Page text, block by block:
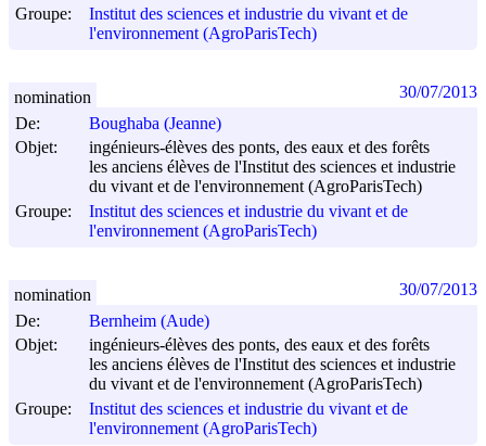
Groupe:
Institut des sciences et industrie du vivant et de
l'environnement (AgroParisTech)
De:
Boughaba (Jeanne)
Objet:
ingénieurs-élèves des ponts, des eaux et des forêts
les anciens élèves de l'Institut des sciences et industrie
du vivant et de l'environnement (AgroParisTech)
Groupe:
Institut des sciences et industrie du vivant et de
l'environnement (AgroParisTech)
nomination 30/07/2013
De:
Bernheim (Aude)
Objet:
ingénieurs-élèves des ponts, des eaux et des forêts
les anciens élèves de l'Institut des sciences et industrie
du vivant et de l'environnement (AgroParisTech)
Groupe:
Institut des sciences et industrie du vivant et de
l'environnement (AgroParisTech)
nomination 30/07/2013